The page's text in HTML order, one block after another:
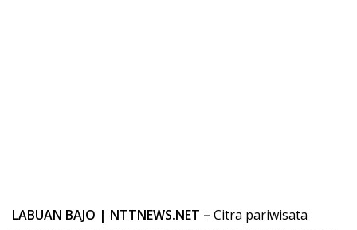
LABUAN BAJO | NTTNEWS.NET – Citra pariwisata